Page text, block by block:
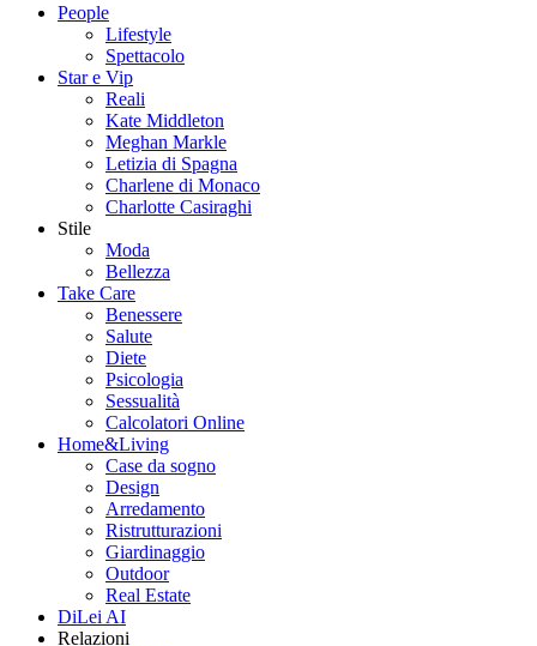
People
Lifestyle
Spettacolo
Star e Vip
Reali
Kate Middleton
Meghan Markle
Letizia di Spagna
Charlene di Monaco
Charlotte Casiraghi
Stile
Moda
Bellezza
Take Care
Benessere
Salute
Diete
Psicologia
Sessualità
Calcolatori Online
Home&Living
Case da sogno
Design
Arredamento
Ristrutturazioni
Giardinaggio
Outdoor
Real Estate
DiLei AI
Relazioni